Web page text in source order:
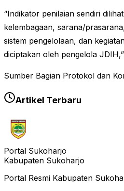
“Indikator penilaian sendiri
kelembagaan, sarana/
sistem pengelolaan, dan
diciptakan oleh pengelola
Sumber Bagian Protokol dan
Artikel Terbaru
Portal Sukoharjo
Kabupaten Sukoharjo
Portal Resmi Kabupaten